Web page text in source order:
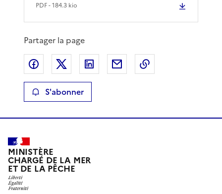
PDF- 184.3 kio
Partager la page
Partager sur Facebook
Partager sur XPartager sur LinkedIn
Partager par email
S'abonner
MINISTÈRE
CHARGÉ DE LA MER
ET DE LA PÊCHE